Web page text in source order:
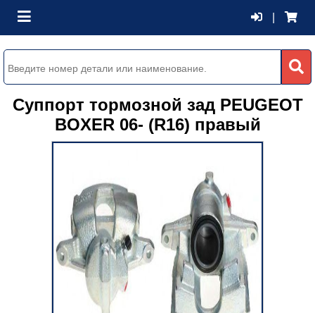
Суппорт тормозной зад PEUGEOT
BOXER 06- (R16) правый